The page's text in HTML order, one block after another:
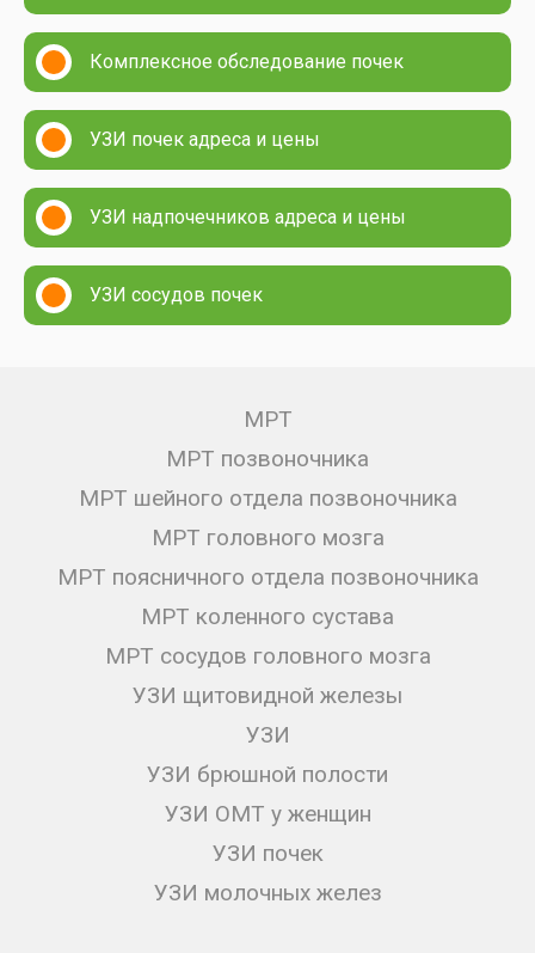
Комплексное обследование почек
УЗИ почек адреса и цены
УЗИ надпочечников адреса и цены
УЗИ сосудов почек
МРТ
МРТ позвоночника
МРТ шейного отдела позвоночника
МРТ головного мозга
МРТ поясничного отдела позвоночника
МРТ коленного сустава
МРТ сосудов головного мозга
УЗИ щитовидной железы
УЗИ
УЗИ брюшной полости
УЗИ ОМТ у женщин
УЗИ почек
УЗИ молочных желез